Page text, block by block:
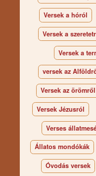
Versek a hóról
Versek a
Versek a
versek az
Versek az örömről
Versek Jézusról
Verses
Állatos mondókák
Óvodás versek